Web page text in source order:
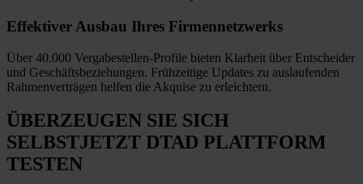
Effektiver Ausbau Ihres Firmennetzwerks
Über 40.000 Vergabestellen-Profile bieten Klarheit über Entscheider
und Geschäftsbeziehungen. Frühzeitige Updates zu auslaufenden
Rahmenverträgen helfen die Akquise zu erleichtern.
ÜBERZEUGEN SIE SICH
SELBSTJETZT DTAD PLATTFORM
TESTEN